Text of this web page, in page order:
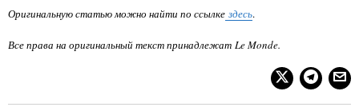
Оригинальную статью можно найти по ссылке здесь.
Все права на оригинальный текст принадлежат Le Monde.